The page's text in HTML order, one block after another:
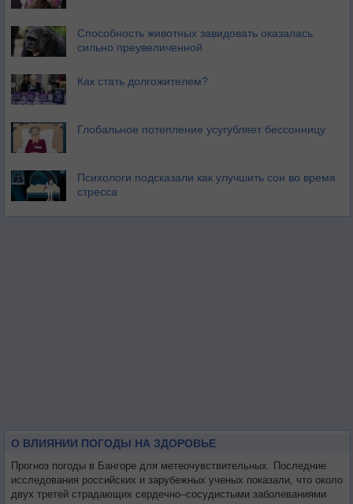
Способность животных завидовать оказалась
сильно преувеличенной
Как стать долгожителем?
Глобальное потепление усугубляет бессонницу
Психологи подсказали как улучшить сон во время
стресса
О ВЛИЯНИИ ПОГОДЫ НА ЗДОРОВЬЕ
Прогноз погоды в Бангоре для метеочувствительных. Последние
исследования российских и зарубежных ученых показали, что около
двух третей страдающих сердечно–сосудистыми заболеваниями